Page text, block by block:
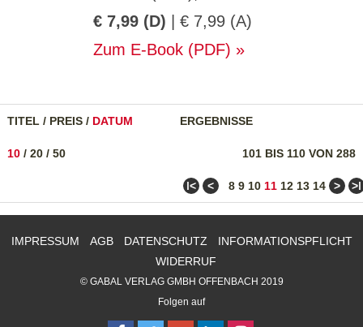
€ 7,99 (D) | € 7,99 (A)
Zum E-Book (PDF)
TITEL / PREIS / DATUM ERGEBNISSE
101 BIS 110 VON 288
10 / 20 / 50
ǀ< < 8 9 10 11 12 13 14 > >ǀ
IMPRESSUM AGB DATENSCHUTZ
INFORMATIONSPFLICHT
WIDERRUF
© GABAL VERLAG GMBH OFFENBACH 2019
Folgen auf